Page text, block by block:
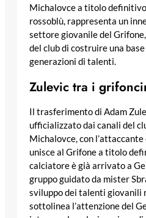
Michalovce a titolo
rossoblù, rappresenta un
settore giovanile del
del club di costruire una
generazioni di talenti.
Zulevic tra i
Il trasferimento di Adam
ufficializzato dai canali del
Michalovce, con
unisce al Grifone a titolo
calciatore è già arrivato a
gruppo guidato da mister
sviluppo dei talenti giovanili
sottolinea l’attenzione del